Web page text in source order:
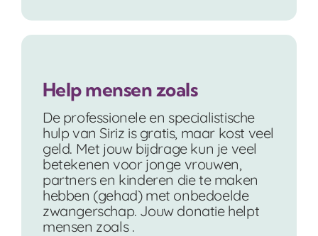
Help mensen zoals
De professionele en specialistische
hulp van Siriz is gratis, maar kost veel
geld. Met jouw bijdrage kun je veel
betekenen voor jonge vrouwen,
partners en kinderen die te maken
hebben (gehad) met onbedoelde
zwangerschap. Jouw donatie helpt
mensen zoals .